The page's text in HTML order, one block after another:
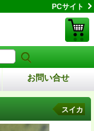
PCサイト
お問い合せ
スイカ